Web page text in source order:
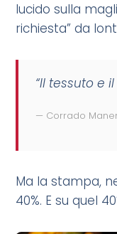
lucido sulla
richiesta” da
“Il tessuto e
— Corrado
Ma la stampa,
40%. E su quel